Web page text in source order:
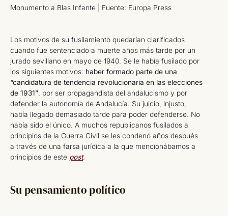
Monumento a Blas Infante | Fuente: Europa Press
Los motivos de su fusilamiento quedarían clarificados
cuando fue sentenciado a muerte años más tarde por un
jurado sevillano en mayo de 1940. Se le había fusilado por
los siguientes motivos: haber formado parte de una
“candidatura de tendencia revolucionaria en las elecciones
de 1931” , por ser propagandista del andalucismo y por
defender la autonomía de Andalucía. Su juicio, injusto,
había llegado demasiado tarde para poder defenderse. No
había sido el único. A muchos republicanos fusilados a
principios de la Guerra Civil se les condenó años después
a través de una farsa jurídica a la que mencionábamos a
principios de este post.
Su pensamiento político